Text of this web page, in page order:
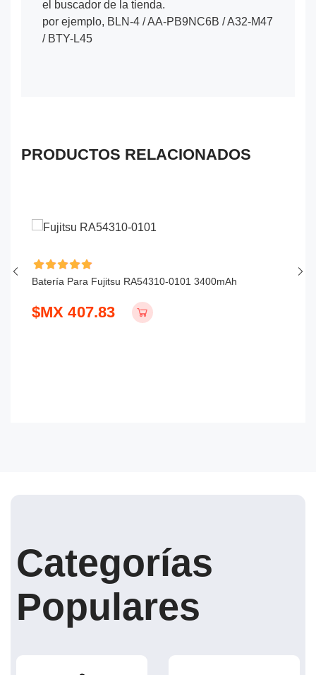
el buscador de la tienda.
por ejemplo, BLN-4 / AA-PB9NC6B / A32-M47
/ BTY-L45
PRODUCTOS RELACIONADOS
Batería Para Fujitsu RA54310-0101 3400mAh
$MX 407.83
Categorías
Populares